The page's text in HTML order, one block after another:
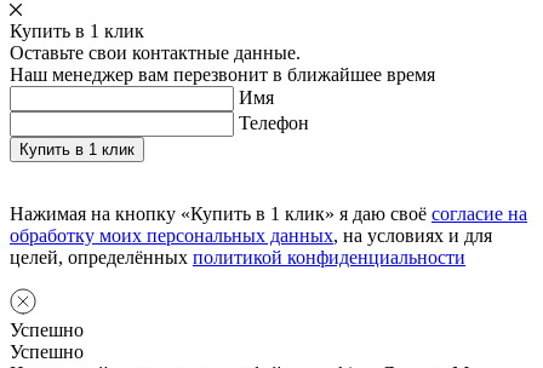
Купить в 1 клик
Оставьте свои контактные данные.
Наш менеджер вам перезвонит в ближайшее время
Имя
Телефон
Нажимая на кнопку «Купить в 1 клик» я даю своё согласие на
обработку моих персональных данных, на условиях и для
целей, определённых политикой конфиденциальности
Успешно
Успешно